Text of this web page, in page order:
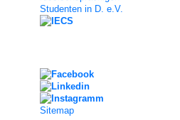
Studenten in D. e.V.
Sitemap